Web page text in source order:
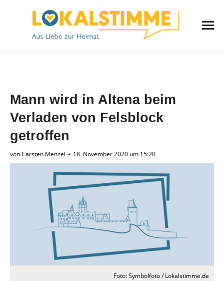
Mann wird in Altena beim
Verladen von Felsblock
getroffen
vonCarsten Menzel 18. November 2020 um 15:20
Foto: Symbolfoto / Lokalstimme.de